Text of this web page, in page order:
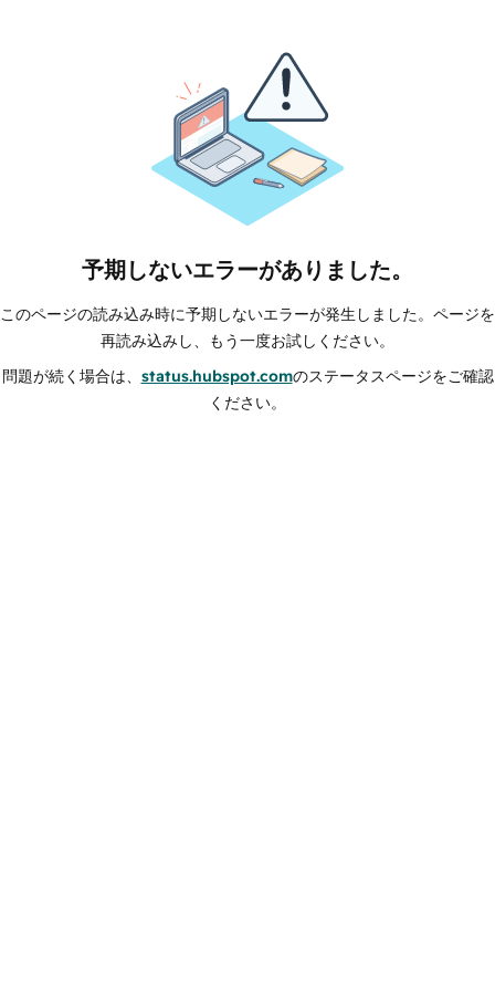
予期しないエラーがありました。
このページの読み込み時に予期しないエラーが発生しました。ページを
再読み込みし、もう一度お試しください。
問題が続く場合は、 status.hubspot.comのステータスページをご確認
ください。